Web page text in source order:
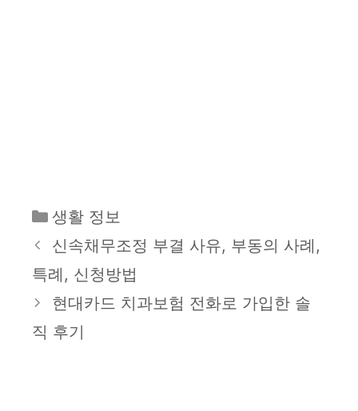
카
테
리
생활 정보
신속채무조정 부결 사유, 부동의 사례,
특례, 신청방법
현대카드 치과보험 전화로 가입한 솔
직 후기